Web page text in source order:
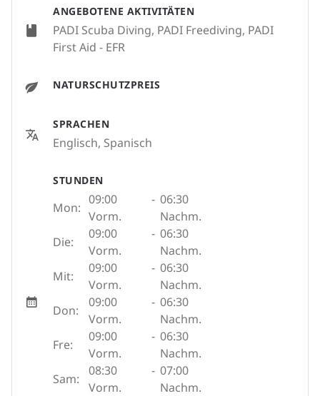
ANGEBOTENE AKTIVITÄTEN
PADI Scuba Diving, PADI Freediving, PADI
First Aid - EFR
NATURSCHUTZPREIS
SPRACHEN
Englisch, Spanisch
STUNDEN
Mon:
09:00
Vorm.
- 06:30
Nachm.
Die:
09:00
Vorm.
- 06:30
Nachm.
Mit:
09:00
Vorm.
- 06:30
Nachm.
Don:
09:00
Vorm.
- 06:30
Nachm.
Fre:
09:00
Vorm.
- 06:30
Nachm.
Sam:
08:30
Vorm.
- 07:00
Nachm.